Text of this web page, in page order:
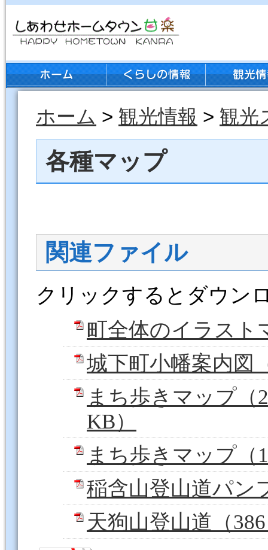
ホーム > 観光情報 > 観光
各種マップ
関連ファイル
クリックするとダウン
町全体のイラスト
城下町小幡案内図
まち歩きマップ（
KB）
まち歩きマップ（
稲含山登山道パン
天狗山登山道（